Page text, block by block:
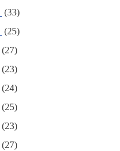
(33)
(25)
(27)
(23)
(24)
(25)
(23)
(27)